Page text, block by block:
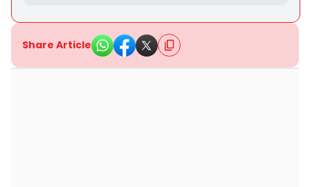
Share Article